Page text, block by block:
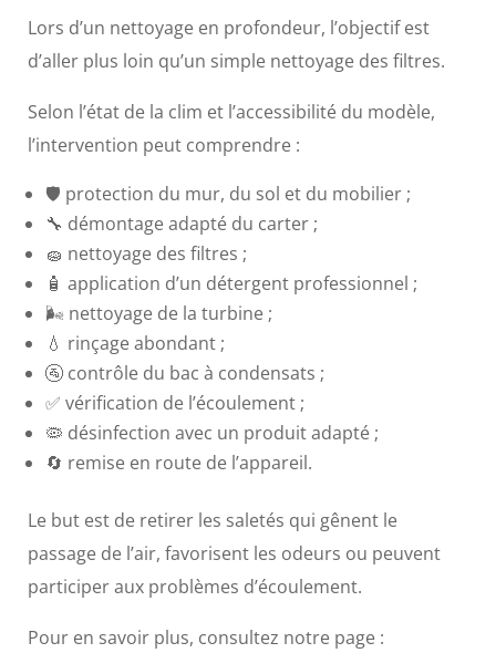
Lors d’un nettoyage en profondeur, l’objectif est
d’aller plus loin qu’un simple nettoyage des filtres.
Selon l’état de la clim et l’accessibilité du modèle,
l’intervention peut comprendre :
🛡️ protection du mur, du sol et du mobilier ;
🔧 démontage adapté du carter ;
🧽 nettoyage des filtres ;
🧴 application d’un détergent professionnel ;
🌬️ nettoyage de la turbine ;
💧 rinçage abondant ;
🚰 contrôle du bac à condensats ;
✅ vérification de l’écoulement ;
🦠 désinfection avec un produit adapté ;
🔄 remise en route de l’appareil.
Le but est de retirer les saletés qui gênent le
passage de l’air, favorisent les odeurs ou peuvent
participer aux problèmes d’écoulement.
Pour en savoir plus, consultez notre page :